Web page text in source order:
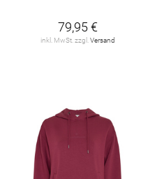
79,95 €
inkl. MwSt. zzgl.Versand